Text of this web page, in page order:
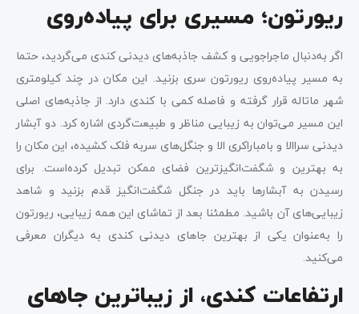
ریورتون؛ مسیری برای پیاده‌روی
اگر به‌دنبال ماجراجویی و کشف جاذبه‌های دیدنی کندی می‌گردید، حتما
به مسیر پیاده‌روی ریورتون سری بزنید. این مکان در چند کیلومتری
شهر ماتاله قرار گرفته و فاصله کمی با کندی دارد. از جاذبه‌های اصلی
این مسیر می‌توان به زیبایی مناظر و طبیعت‌گردی اشاره کرد. دو آبشار
دیدنی سراالا و بامباراکری الا و جنگل‌های سربه فلک کشیده، این مکان را
به بهترین و شگفت‌انگیزترین فضای ممکن تبدیل کرده‌است. برای
رسیدن به آبشارها باید در جنگل شگفت‌انگیز قدم بزنید و شاهد
زیبایی‌های آن باشید. مطمئنا بعد از تماشای این همه زیبایی، ریورتون
را به‌عنوان یکی از بهترین جاهای دیدنی کندی به دیگران معرفی
می‌کنید.
ارتفاعات کندی، از زیباترین جاهای